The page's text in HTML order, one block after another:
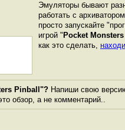
Эмуляторы бывают
работать с
просто запускайте
игрой " Pocket Monsters
как это сделать,
Pinball"? Напиши свою
обзор, а не комментарий..